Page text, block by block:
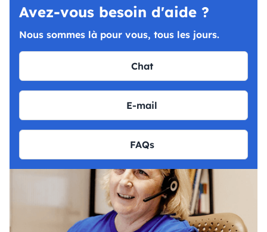
Avez-vous besoin d'aide ?
Nous sommes là pour vous, tous les jours.
Chat
E-mail
FAQs